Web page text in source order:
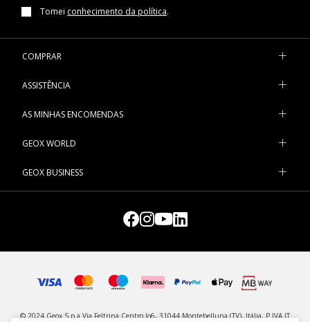
Tomei conhecimento da política.
COMPRAR
ASSISTÊNCIA
AS MINHAS ENCOMENDAS
GEOX WORLD
GEOX BUSINESS
© 2024 Geox S.p.a Via Feltrina Centro lo6, 31044 Montebelluna (TV), Itália, P.IVA IT